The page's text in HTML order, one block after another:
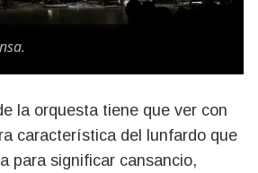
característica del lunfardo que
para significar cansancio,